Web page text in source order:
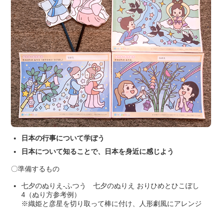
日本の行事について学ぼう
日本について知ることで、日本を身近に感じよう
〇準備するもの
七夕のぬりえ-ふつう 七夕のぬりえ おりひめとひこぼし
4（ぬり方参考例）
※織姫と彦星を切り取って棒に付け、人形劇風にアレンジ